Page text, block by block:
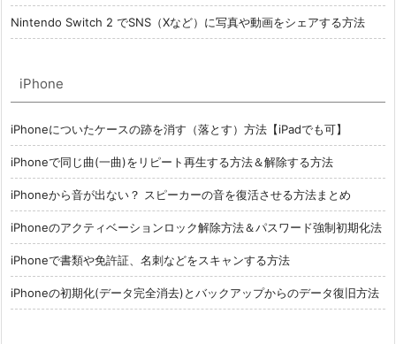
Nintendo Switch 2 でSNS（Xなど）に写真や動画をシェアする方法
iPhone
iPhoneについたケースの跡を消す（落とす）方法【iPadでも可】
iPhoneで同じ曲(一曲)をリピート再生する方法＆解除する方法
iPhoneから音が出ない？ スピーカーの音を復活させる方法まとめ
iPhoneのアクティベーションロック解除方法＆パスワード強制初期化法
iPhoneで書類や免許証、名刺などをスキャンする方法
iPhoneの初期化(データ完全消去)とバックアップからのデータ復旧方法